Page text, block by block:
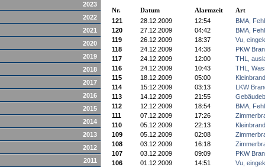
2023
2022
2021
2020
2019
2018
2017
2016
2015
2014
2013
2012
2011
Nr. Datum Alarmzeit
Art
121
28.12.2009 12:54
BMA,
120
27.12.2009 04:42
BMA,
119
26.12.2009 18:37
Vu,
118
24.12.2009 14:38
PKW
117
24.12.2009 12:00
THL,
116
24.12.2009 10:43
THL,
115
18.12.2009 05:00
114
15:12.2009 03:13
LKW
113
14.12.2009 21:55
112
12.12.2009 18:54
BMA,
111
07.12.2009 17:26
110
05.12.2009 22:13
109
05.12.2009 02:08
108
03.12.2009 16:18
107
03.12.2009 09:09
PKW
106
01.12.2009 14:51
Vu,